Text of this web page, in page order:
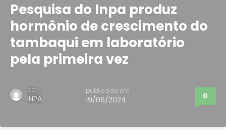
Pesquisa do Inpa produz
hormônio de crescimento do
tambaqui em laboratório
pela primeira vez
por
INPA
publicado em
19/06/2024 0